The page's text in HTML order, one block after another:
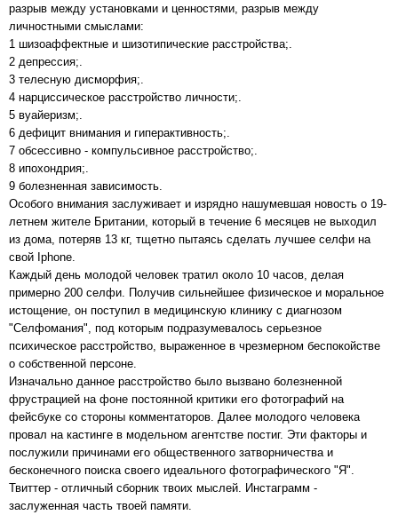
разрыв между установками и ценностями, разрыв между
личностными смыслами:
1 шизоаффектные и шизотипические расстройства;.
2 депрессия;.
3 телесную дисморфия;.
4 нарциссическое расстройство личности;.
5 вуайеризм;.
6 дефицит внимания и гиперактивность;.
7 обсессивно - компульсивное расстройство;.
8 ипохондрия;.
9 болезненная зависимость.
Особого внимания заслуживает и изрядно нашумевшая новость о 19-
летнем жителе Британии, который в течение 6 месяцев не выходил
из дома, потеряв 13 кг, тщетно пытаясь сделать лучшее селфи на
свой Iphone.
Каждый день молодой человек тратил около 10 часов, делая
примерно 200 селфи. Получив сильнейшее физическое и моральное
истощение, он поступил в медицинскую клинику с диагнозом
"Селфомания", под которым подразумевалось серьезное
психическое расстройство, выраженное в чрезмерном беспокойстве
о собственной персоне.
Изначально данное расстройство было вызвано болезненной
фрустрацией на фоне постоянной критики его фотографий на
фейсбуке со стороны комментаторов. Далее молодого человека
провал на кастинге в модельном агентстве постиг. Эти факторы и
послужили причинами его общественного затворничества и
бесконечного поиска своего идеального фотографического "Я".
Твиттер - отличный сборник твоих мыслей. Инстаграмм -
заслуженная часть твоей памяти.